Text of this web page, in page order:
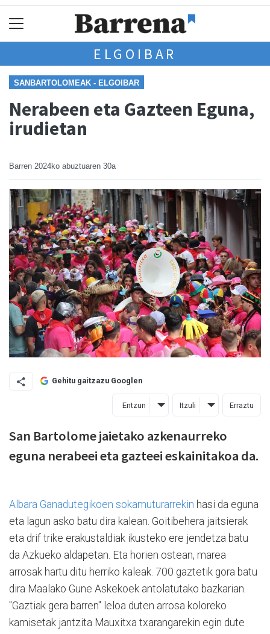
ELGOIBAR
SANBARTOLOMEAK - ELGOIBAR
Nerabeen eta Gazteen Eguna,
irudietan
Barren 2024ko abuztuaren 30a
Gehitu gaitzazu Googlen
Entzun Itzuli Erraztu
San Bartolome jaietako azkenaurreko
eguna nerabeei eta gazteei eskainitakoa da.
Albara Ganadutegikoen sokamuturarrekin hasi da eguna
eta lagun asko batu dira kalean. Goitibehera jaitsierak
eta drif trike erakustaldiak ikusteko ere jendetza batu
da Azkueko aldapetan. Eta horien ostean, marea
arrosak hartu ditu herriko kaleak. 700 gaztetik gora batu
dira Maalako Gune Askekoek antolatutako bazkarian.
"Gaztiak gera barren" leloa duten arrosa koloreko
kamisetak jantzita Mauxitxa txarangarekin egin dute